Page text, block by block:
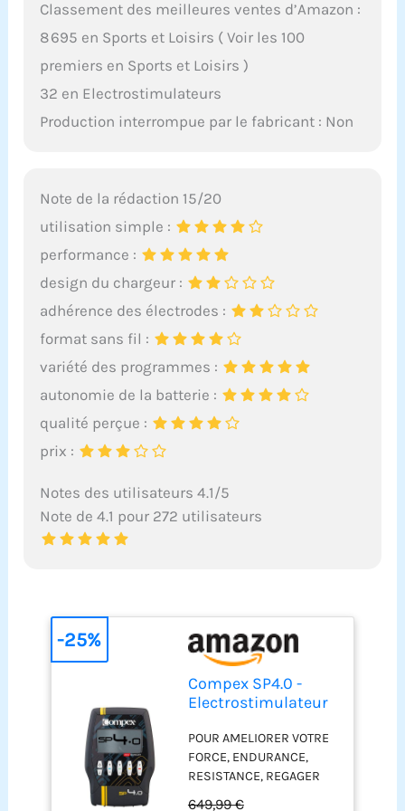
Classement des meilleures ventes d’Amazon :
8 695 en Sports et Loisirs ( Voir les 100
premiers en Sports et Loisirs )
32 en Electrostimulateurs
Production interrompue par le fabricant : Non
Note de la rédaction 15/20
utilisation simple :
performance :
design du chargeur :
adhérence des électrodes :
format sans fil :
variété des programmes :
autonomie de la batterie :
qualité perçue :
prix :
Notes des utilisateurs 4.1/5
Note de 4.1 pour 272 utilisateurs
Compex SP4.0 -
Electrostimulateur
TENS, Massage - 4
canaux
indépendants, 999
Niveaux d'intensité,
POUR AMELIORER VOTRE
FORCE, ENDURANCE,
RESISTANCE, REGAGER
649,99 €
-25%